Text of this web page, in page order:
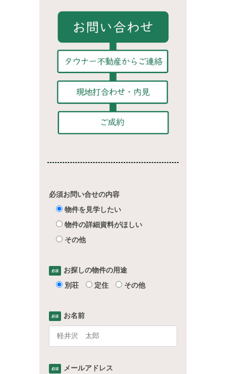
必須お問い合せの内容
物件を見学したい
物件の詳細資料がほしい
その他
必須
お探しの物件の用途
別荘
定住 その他
必須 お名前
必須 メールアドレス